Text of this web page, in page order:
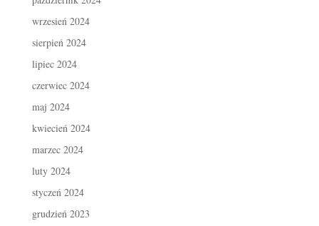
wrzesień 2024
sierpień 2024
lipiec 2024
czerwiec 2024
maj 2024
kwiecień 2024
marzec 2024
luty 2024
styczeń 2024
grudzień 2023